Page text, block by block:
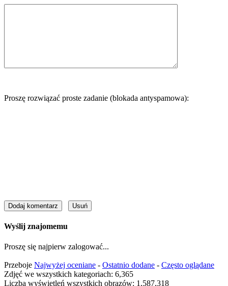
Proszę rozwiązać proste zadanie (blokada antyspamowa):
Wyślij znajomemu
Proszę się najpierw zalogować...
Przeboje Najwyżej oceniane - Ostatnio dodane - Często oglądane
Zdjęć we wszystkich kategoriach: 6,365
Liczba wyświetleń wszystkich obrazów: 1,587,318